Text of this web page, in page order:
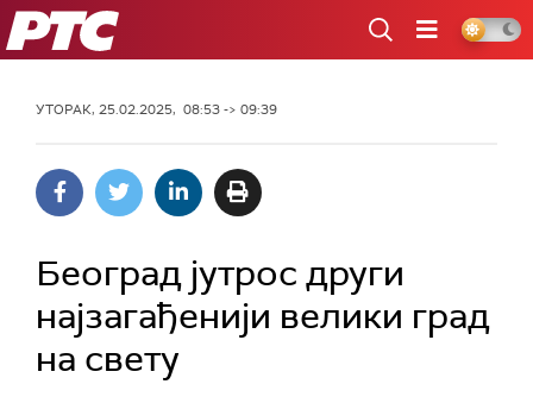
РТС
УТОРАК, 25.02.2025, 08:53 -> 09:39
Београд јутрос други
најзагађенији велики град
на свету